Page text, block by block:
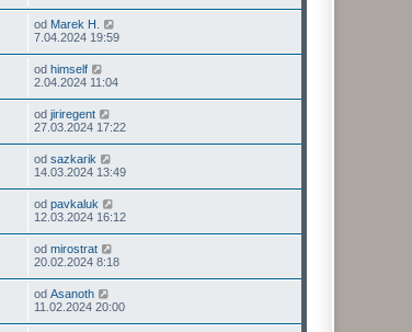
od Marek H.
7.04.2024 19:59
od himself
2.04.2024 11:04
od jiriregent
27.03.2024 17:22
od sazkarik
14.03.2024 13:49
od pavkaluk
12.03.2024 16:12
od mirostrat
20.02.2024 8:18
od Asanoth
11.02.2024 20:00